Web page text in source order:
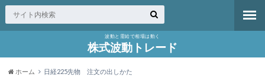
波動と需給で相場は動く
株式波動トレード
ホーム 日経225先物 注文の出しかた